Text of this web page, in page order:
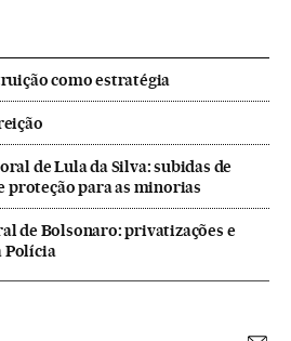
como estratégia
de Lula da Silva: subidas de
proteção para as minorias
de Bolsonaro: privatizações e
Polícia